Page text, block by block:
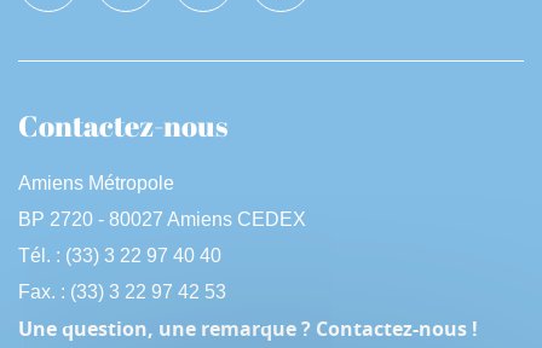
Contactez-nous
Amiens Métropole
BP 2720 - 80027 Amiens CEDEX
Tél. : (33) 3 22 97 40 40
Fax. : (33) 3 22 97 42 53
Une question, une remarque ? Contactez-nous !